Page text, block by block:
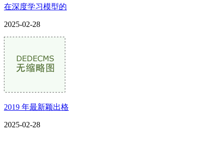
在深度学习模型的
2025-02-28
2019 年最新颖出格
2025-02-28